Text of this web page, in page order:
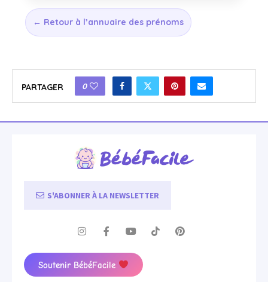
← Retour à l’annuaire des prénoms
PARTAGER 0
S'ABONNER À LA NEWSLETTER
Soutenir BébéFacile